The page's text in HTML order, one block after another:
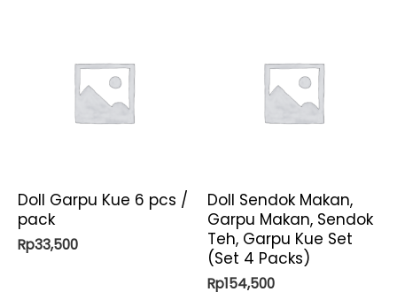
Doll Garpu Kue 6 pcs /
pack
Rp33,500
Doll Sendok Makan,
Garpu Makan, Sendok
Teh, Garpu Kue Set
(Set 4 Packs)
Rp154,500